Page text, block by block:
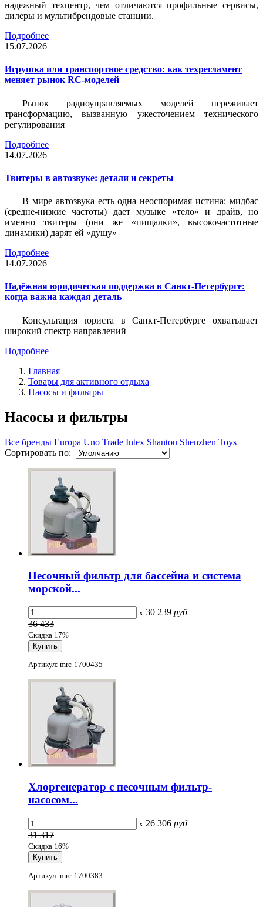
надежный техцентр, чем отличаются профильные сервисы,
дилеры и мультибрендовые станции.
Подробнее
15.07.2026
Игрушка или транспортное средство: как техрегламент
меняет рынок RC-моделей
Рынок радиоуправляемых моделей переживает
трансформацию, вызванную ужесточением технического
регулирования
Подробнее
14.07.2026
Твитеры в автозвуке: детали и секреты
В мире автозвука есть одна неоспоримая истина: мидбас
(средне-низкие частоты) дает музыке «тело» и драйв, но
именно твитеры (они же «пищалки», высокочастотные
динамики) дарят ей «душу»
Подробнее
14.07.2026
Надёжная юридическая поддержка в Санкт-Петербурге:
когда важна каждая деталь
Консультация юриста в Санкт-Петербурге охватывает
широкий спектр направлений
Подробнее
Главная
Товары для активного отдыха
Насосы и фильтры
Насосы и фильтры
Все бренды Europa Uno Trade Intex Shantou Shenzhen Toys
Сортировать по:
Песочный фильтр для бассейна и система
морской...
x 30 239 руб
36 433
Скидка 17%
Артикул: mrc-1700435
Хлоргенератор с песочным фильтр-
насосом...
x 26 306 руб
31 317
Скидка 16%
Артикул: mrc-1700383